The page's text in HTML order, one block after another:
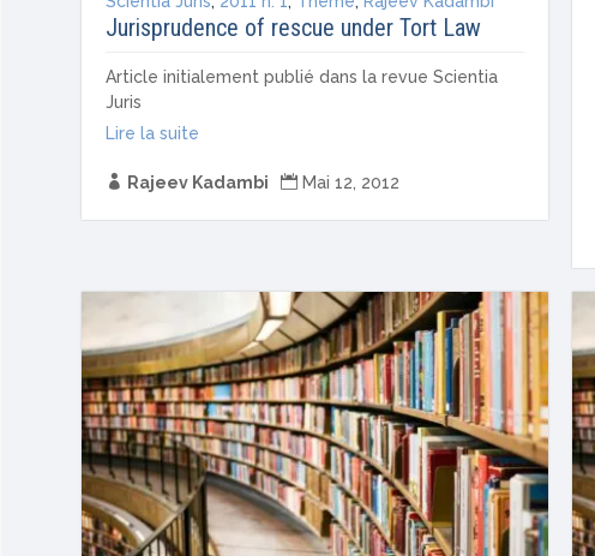
Jurisprudence of rescue under Tort Law
Article initialement publié dans la revue Scientia
Juris
Lire la suite
 Rajeev Kadambi  Mai 12, 2012